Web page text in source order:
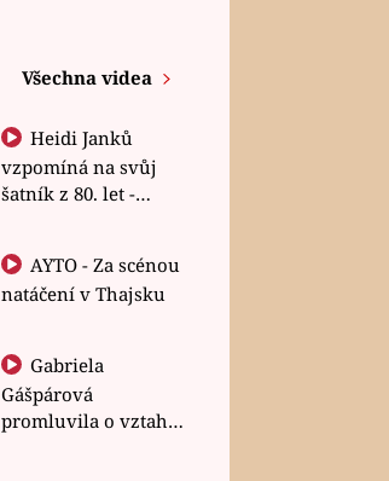
Všechna videa
Heidi Janků
vzpomíná na svůj
šatník z 80. let -
natáčení v Thajsku
Gabriela
Gášpárová
promluvila o vztahu